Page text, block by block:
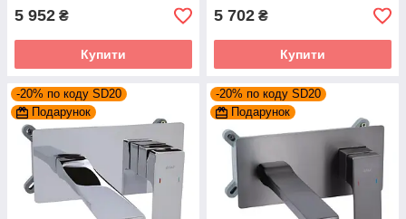
5 952 ₴
Купити
5 702 ₴
Купити
-20% по коду SD20
Подарунок
-20% по коду SD20
Подарунок